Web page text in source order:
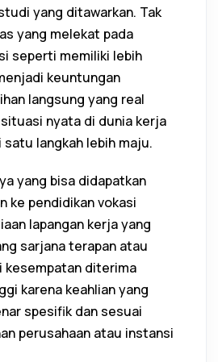
yang ditawarkan. Tak
yang melekat pada
seperti memiliki lebih
keuntungan
langsung yang real
nyata di dunia kerja
langkah lebih maju.
yang bisa didapatkan
ke pendidikan vokasi
lapangan kerja yang
sarjana terapan atau
kesempatan diterima
karena keahlian yang
spesifik dan sesuai
perusahaan atau instansi